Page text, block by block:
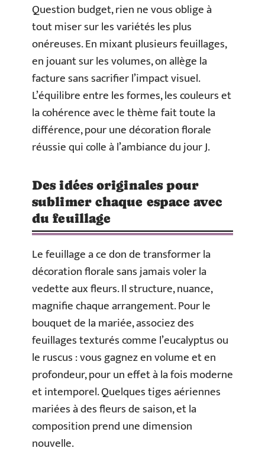
Question budget, rien ne vous oblige à
tout miser sur les variétés les plus
onéreuses. En mixant plusieurs feuillages,
en jouant sur les volumes, on allège la
facture sans sacrifier l’impact visuel.
L’équilibre entre les formes, les couleurs et
la cohérence avec le thème fait toute la
différence, pour une décoration florale
réussie qui colle à l’ambiance du jour J.
Des idées originales pour
sublimer chaque espace avec
du feuillage
Le feuillage a ce don de transformer la
décoration florale sans jamais voler la
vedette aux fleurs. Il structure, nuance,
magnifie chaque arrangement. Pour le
bouquet de la mariée, associez des
feuillages texturés comme l’eucalyptus ou
le ruscus : vous gagnez en volume et en
profondeur, pour un effet à la fois moderne
et intemporel. Quelques tiges aériennes
mariées à des fleurs de saison, et la
composition prend une dimension
nouvelle.